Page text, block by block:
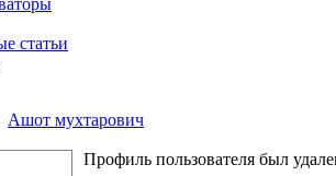
статьи
Ашот мухтарович
Профиль пользователя был